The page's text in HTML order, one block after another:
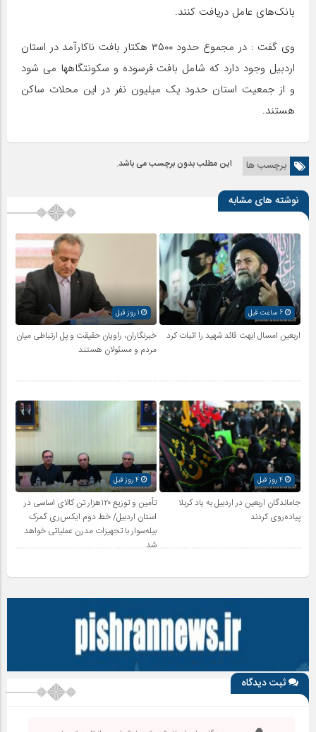
بانک‌های عامل دریافت کنند.
وی گفت : در مجموع حدود ۳۵۰۰ هکتار بافت ناکارآمد در استان
اردبیل وجود دارد که شامل بافت فرسوده و سکونتگاهها می شود
و از جمعیت استان حدود یک میلیون نفر در این محلات ساکن
هستند.
برچسب ها این مطلب بدون برچسب می باشد.
نوشته های مشابه
6 ساعت قبل
اربعین امسال ابهت قائد شهید را اثبات کرد
خبرنگاران، راویان حقیقت و پل ارتباطی میان
مردم و مسئولان هستند
4 روز قبل
جاماندگان اربعین در اردبیل به یاد کربلا
پیاده‌روی کردند
تأمین و توزیع ۱۲۰هزار تن کالای اساسی در
استان اردبیل/ خط دوم ایکس‌ری گمرک
بیله‌سوار با تجهیزات مدرن عملیاتی خواهد
شد
ثبت دیدگاه